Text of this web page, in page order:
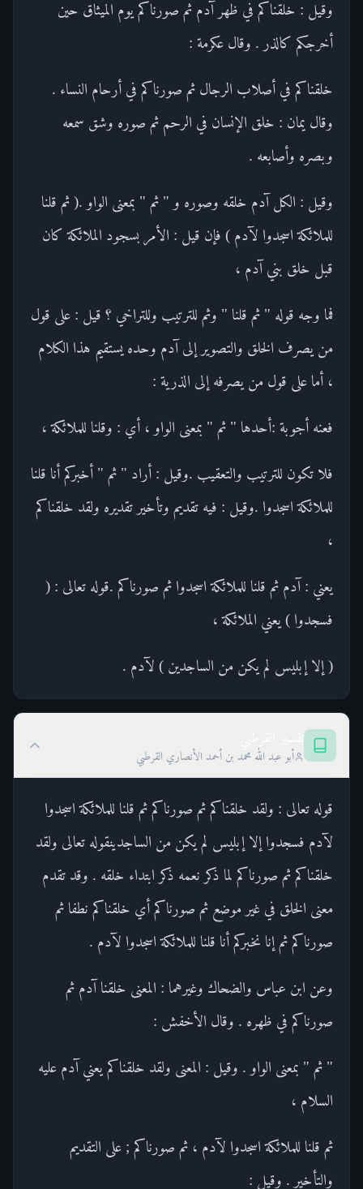
وقيل : خلقناكم في ظهر آدم ثم صورناكم يوم الميثاق حين
أخرجكم كالذر . وقال عكرمة :
خلقناكم في أصلاب الرجال ثم صورناكم في أرحام النساء .
وقال يمان : خلق الإنسان في الرحم ثم صوره وشق سمعه
وبصره وأصابعه .
وقيل : الكل آدم خلقه وصوره و " ثم " بمعنى الواو .( ثم قلنا
للملائكة اسجدوا لآدم ) فإن قيل : الأمر بسجود الملائكة كان
قبل خلق بني آدم ،
فما وجه قوله " ثم قلنا " وثم للترتيب وللتراخي ؟ قيل : على قول
من يصرف الخلق والتصوير إلى آدم وحده يستقيم هذا الكلام
، أما على قول من يصرفه إلى الذرية :
فعنه أجوبة :أحدها " ثم " بمعنى الواو ، أي : وقلنا للملائكة ،
فلا تكون للترتيب والتعقيب .وقيل : أراد " ثم " أخبركم أنا قلنا
للملائكة اسجدوا .وقيل : فيه تقديم وتأخير تقديره ولقد خلقناكم
،
يعني : آدم ثم قلنا للملائكة اسجدوا ثم صورناكم .قوله تعالى : (
فسجدوا ) يعني الملائكة ،
( إلا إبليس لم يكن من الساجدين ) لآدم .
أبو عبد الله محمد بن أحمد الأنصاري القرطبي
قوله تعالى : ولقد خلقناكم ثم صورناكم ثم قلنا للملائكة اسجدوا
لآدم فسجدوا إلا إبليس لم يكن من الساجدينقوله تعالى ولقد
خلقناكم ثم صورناكم لما ذكر نعمه ذكر ابتداء خلقه . وقد تقدم
معنى الخلق في غير موضع ثم صورناكم أي خلقناكم نطفا ثم
صورناكم ثم إنا نخبركم أنا قلنا للملائكة اسجدوا لآدم .
وعن ابن عباس والضحاك وغيرهما : المعنى خلقنا آدم ثم
صورناكم في ظهره . وقال الأخفش :
" ثم " بمعنى الواو . وقيل : المعنى ولقد خلقناكم يعني آدم عليه
السلام ،
ثم قلنا للملائكة اسجدوا لآدم ، ثم صورناكم ; على التقديم
والتأخير . وقيل :